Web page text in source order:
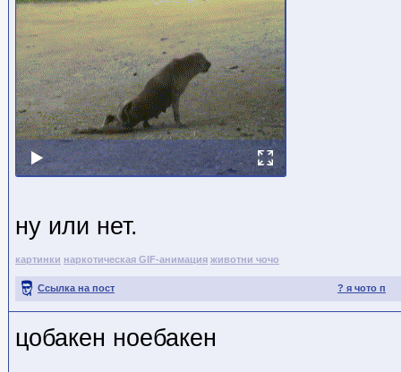
ну или нет.
картинки наркотическая GIF-анимация животни чочо
? я чото п
Ссылка на пост
цобакен ноебакен